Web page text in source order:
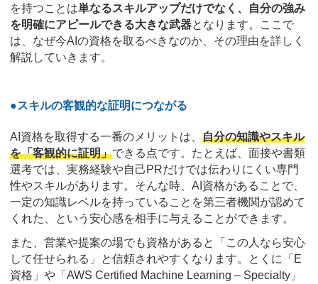
を持つことは単なるスキルアップだけでなく、自分の強み
を明確にアピールできる大きな武器となります。ここで
は、なぜ今AIの資格を取るべきなのか、その理由を詳しく
解説していきます。
●スキルの客観的な証明につながる
AI資格を取得する一番のメリットは、 自分の知識やスキル
を「客観的に証明」できる点です。たとえば、面接や書類
選考では、実務経験や自己PRだけでは伝わりにくい専門
性やスキルがあります。そんな時、AI資格があることで、
一定の知識レベルを持っていることを第三者機関が認めて
くれた、という安心感を相手に与えることができます。
また、営業や提案の場でも資格があると「この人なら安心
して任せられる」と信頼されやすくなります。とくに「E
資格」や「AWS Certified Machine Learning – Specialty」